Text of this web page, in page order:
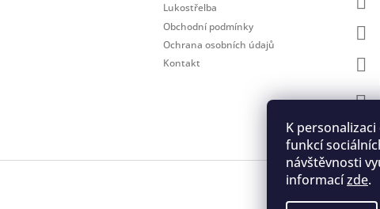
K
funkcí
návštěvnosti
informacízde.
Lukostřelba
Obchodní podmínky
Ochrana osobních údajů
Kontakt
Registrace